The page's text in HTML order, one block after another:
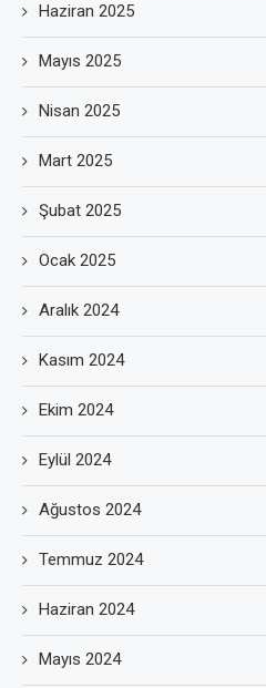
Haziran 2025
Mayıs 2025
Nisan 2025
Mart 2025
Şubat 2025
Ocak 2025
Aralık 2024
Kasım 2024
Ekim 2024
Eylül 2024
Ağustos 2024
Temmuz 2024
Haziran 2024
Mayıs 2024